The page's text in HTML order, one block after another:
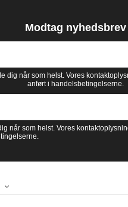
Modtag nyhedsbrev
dig når som helst. Vores
anført i handelsbetingelserne.
når som helst. Vores